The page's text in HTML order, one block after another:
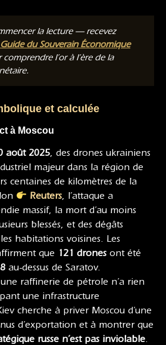
la lecture — recevez
du Souverain Économique
l’or à l’ère de la
et calculée
à Moscou
août 2025, des drones ukrainiens
majeur dans la région de
centaines de kilomètres de la
Reuters, l’attaque a
massif, la mort d’au moins
blessés, et des dégâts
habitations voisines. Les
que 121 drones ont été
8 au-dessus de Saratov.
raffinerie de pétrole n’a rien
une infrastructure
cherche à priver Moscou d’une
d’exportation et à montrer que
russe n’est pas inviolable.